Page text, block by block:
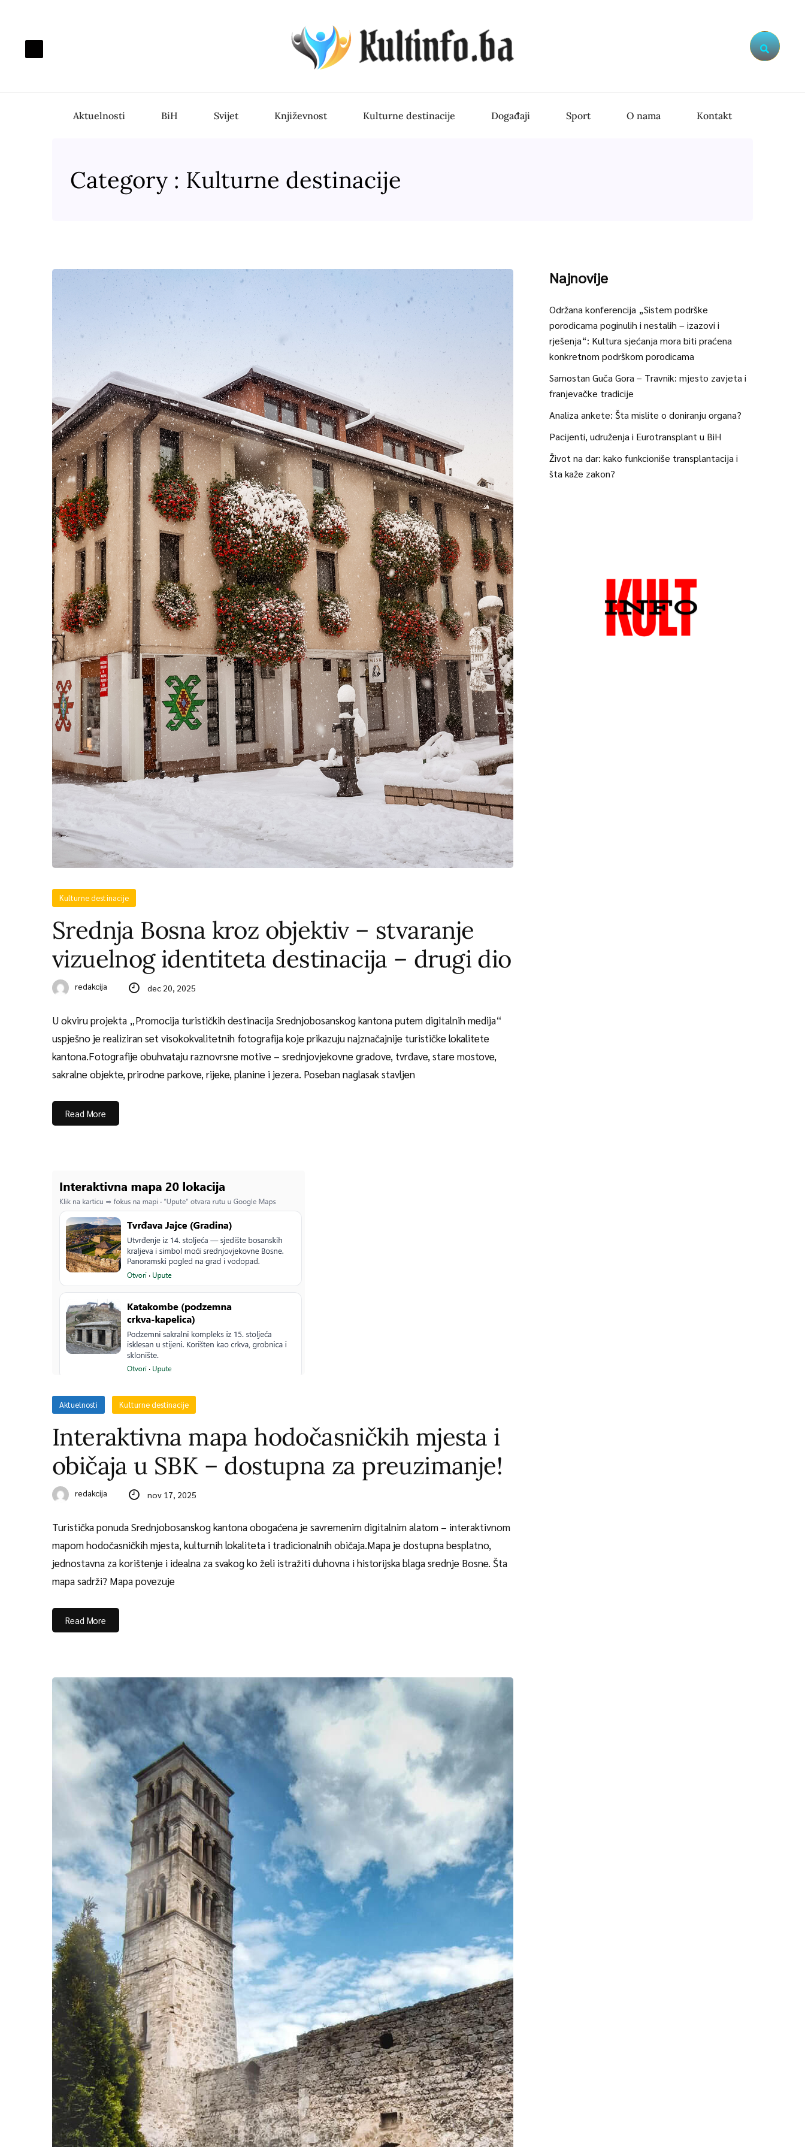
Search
Aktuelnosti BiH Svijet Književnost Kulturne destinacije Događaji Sport O nama Kontakt
Category : Kulturne destinacije
Kulturne destinacije
Srednja Bosna kroz objektiv – stvaranje
vizuelnog identiteta destinacija – drugi dio
redakcija dec 20, 2025
U okviru projekta „Promocija turističkih destinacija Srednjobosanskog kantona putem digitalnih medija“
uspješno je realiziran set visokokvalitetnih fotografija koje prikazuju najznačajnije turističke lokalitete
kantona.Fotografije obuhvataju raznovrsne motive – srednjovjekovne gradove, tvrđave, stare mostove,
sakralne objekte, prirodne parkove, rijeke, planine i jezera. Poseban naglasak stavljen
Read More
Aktuelnosti Kulturne destinacije
Interaktivna mapa hodočasničkih mjesta i
običaja u SBK – dostupna za preuzimanje!
redakcija nov 17, 2025
Turistička ponuda Srednjobosanskog kantona obogaćena je savremenim digitalnim alatom – interaktivnom
mapom hodočasničkih mjesta, kulturnih lokaliteta i tradicionalnih običaja.Mapa je dostupna besplatno,
jednostavna za korištenje i idealna za svakog ko želi istražiti duhovna i historijska blaga srednje Bosne. Šta
mapa sadrži? Mapa povezuje
Read More
Najnovije
Održana konferencija „Sistem podrške
porodicama poginulih i nestalih – izazovi i
rješenja“: Kultura sjećanja mora biti praćena
konkretnom podrškom porodicama
Samostan Guča Gora – Travnik: mjesto zavjeta i
franjevačke tradicije
Analiza ankete: Šta mislite o doniranju organa?
Pacijenti, udruženja i Eurotransplant u BiH
Život na dar: kako funkcioniše transplantacija i
šta kaže zakon?